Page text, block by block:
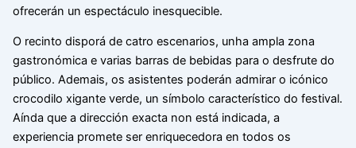
ofrecerán un espectáculo inesquecible.
O recinto disporá de catro escenarios, unha ampla zona
gastronómica e varias barras de bebidas para o desfrute do
público. Ademais, os asistentes poderán admirar o icónico
crocodilo xigante verde, un símbolo característico do festival.
Aínda que a dirección exacta non está indicada, a
experiencia promete ser enriquecedora en todos os